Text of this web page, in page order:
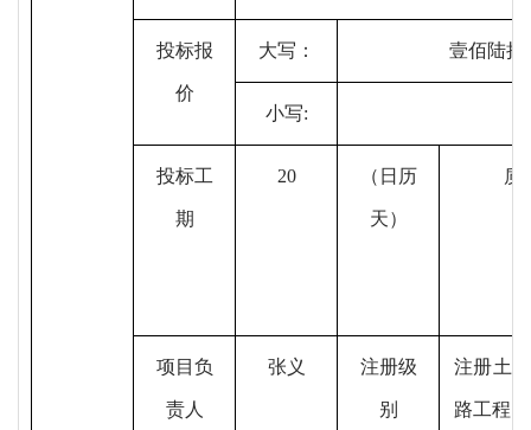
投标报
价
大写： 壹佰陆拾
小写:
投标工
期
20 （日历
天）
质
项目负
责人
张义 注册级
别
注册土
路工程